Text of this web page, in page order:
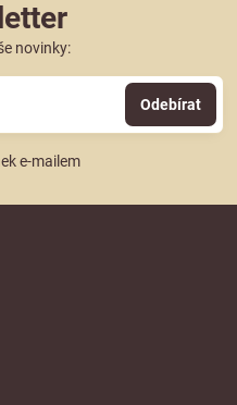
novinky:
Odebírat
e-mailem